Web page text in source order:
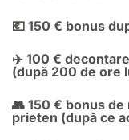
💶 150 € bonus
✈️ 100 €
(după 200 de ore
👥 150 € bonus
prieten (după ce